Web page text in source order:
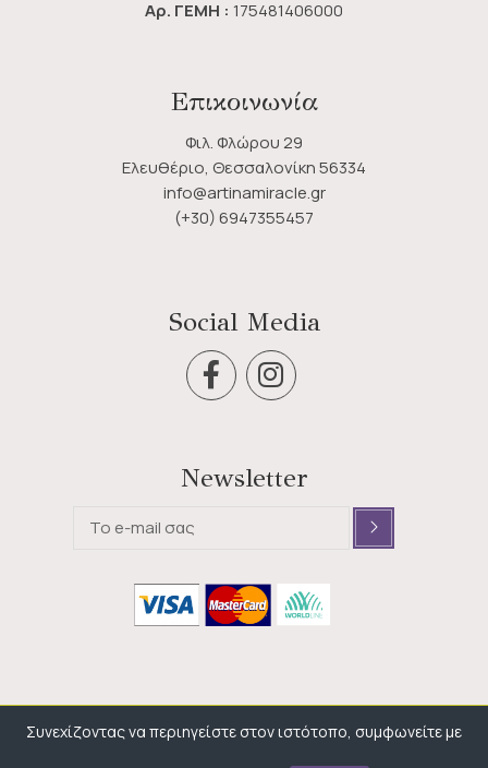
Αρ. ΓΕΜΗ : 175481406000
Επικοινωνία
Φιλ. Φλώρου 29
Ελευθέριο, Θεσσαλονίκη 56334
info@artinamiracle.gr
(+30) 6947355457
Social Media
Newsletter
© 2026 , All rights reserved
Συνεχίζοντας να περιηγείστε στον ιστότοπο, συμφωνείτε με